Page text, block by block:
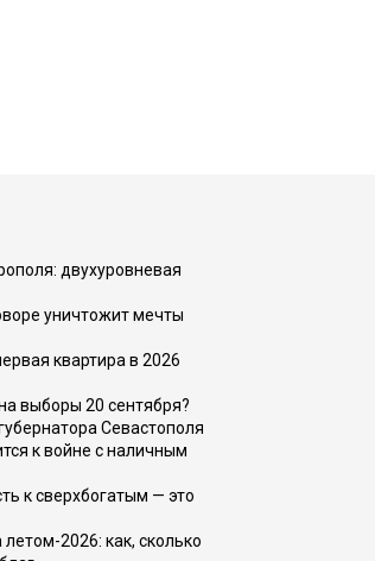
двухуровневая
уничтожит мечты
квартира в 2026
выборы 20 сентября?
Севастополя
к войне с наличным
к сверхбогатым — это
2026: как, сколько